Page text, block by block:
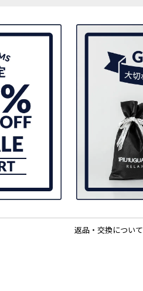
返品・交換について